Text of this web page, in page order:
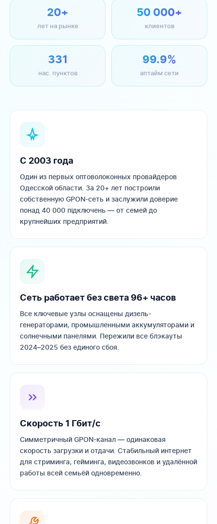
20+
лет на рынке
50 000+
клиентов
331
нас. пунктов
99.9%
аптайм сети
С 2003 года
Один из первых оптоволоконных провайдеров
Одесской области. За 20+ лет построили
собственную GPON-сеть и заслужили доверие
понад 40 000 підключень — от семей до
крупнейших предприятий.
Сеть работает без света 96+ часов
Все ключевые узлы оснащены дизель-
генераторами, промышленными аккумуляторами и
солнечными панелями. Пережили все блэкауты
2024–2025 без единого сбоя.
Скорость 1 Гбит/с
Симметричный GPON-канал — одинаковая
скорость загрузки и отдачи. Стабильный интернет
для стриминга, гейминга, видеозвонков и удалённой
работы всей семьёй одновременно.